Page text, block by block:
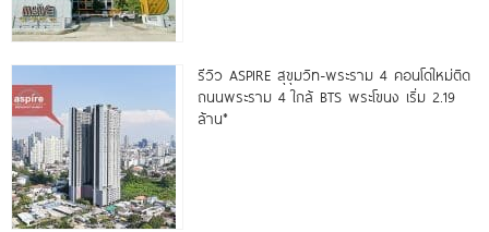
รีวิว ASPIRE สุขุมวิท-พระราม 4 คอนโดใหม่ติด
ถนนพระราม 4 ใกล้ BTS พระโขนง เริ่ม 2.19
ล้าน*